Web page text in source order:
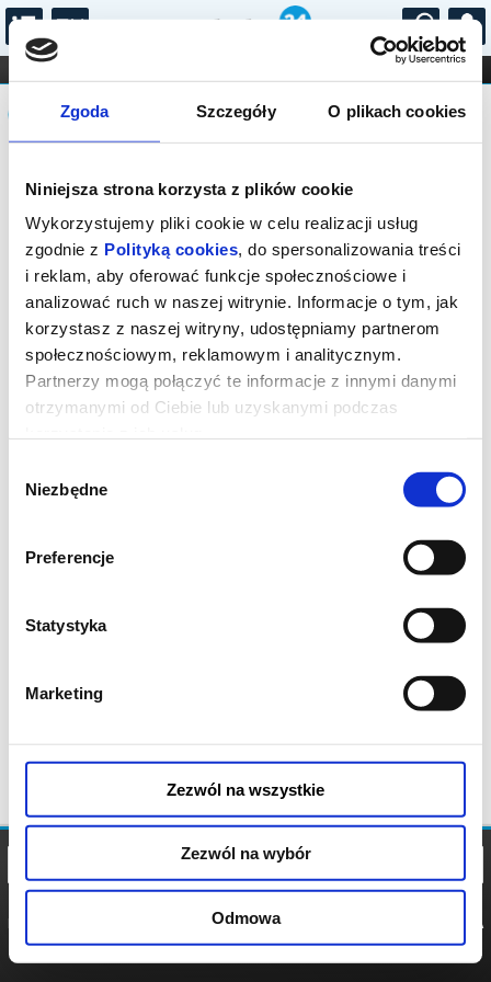
Zgoda Szczegóły O plikach cookies
Niniejsza strona korzysta z plików cookie
Wykorzystujemy pliki cookie w celu realizacji usług
zgodnie z Polityką cookies, do spersonalizowania treści
i reklam, aby oferować funkcje społecznościowe i
analizować ruch w naszej witrynie. Informacje o tym, jak
korzystasz z naszej witryny, udostępniamy partnerom
społecznościowym, reklamowym i analitycznym.
Partnerzy mogą połączyć te informacje z innymi danymi
otrzymanymi od Ciebie lub uzyskanymi podczas
zgody
Niezbędne
Preferencje
Statystyka
Marketing
Zezwól na wszystkie
Zezwól na wybór
Odmowa
...
FILHARMONIA OPERA I BALET
STAND-UP
DLA DZIECI
Komunikat
Sprzedaż biletów on-line na wydarzenie
została zakończona.
POLITYKA
POLITYKA